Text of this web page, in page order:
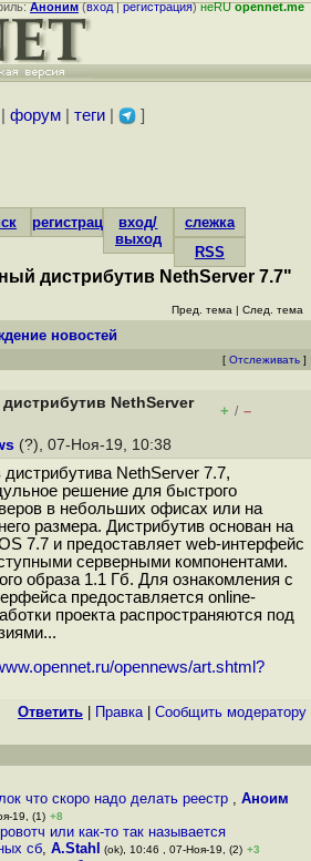
Аноним(вход|регистрация)неRUopennet.me
форум| теги| ]
регистрациявход/
выход
слежка
RSS
дистрибутив NethServer 7.7"
Пред. тема | След. тема
новостей
[ Отслеживать ]
NethServer
+ / –
(?), 07-Ноя-19, 10:38
NethServer 7.7,
решение для быстрого
в небольших офисах или на
размера. Дистрибутив основан на
7.7 и предоставляет web-интерфейс
серверными компонентами.
образа 1.1 Гб. Для ознакомления с
предоставляется online-
проекта распространяются под
opennews/art.shtml?
Ответить Правка| Cообщить модератору
что скоро надо делать реестр ,Аноим
19, (1) +8
или как-то так называется
сб, A.Stahl (ok), 10:46 , 07-Ноя-19, (2) +3